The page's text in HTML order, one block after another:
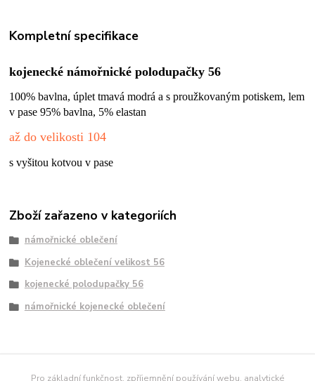
Kompletní specifikace
kojenecké námořnické polodupačky 56
100% bavlna, úplet tmavá modrá a s proužkovaným potiskem, lem
v pase 95% bavlna, 5% elastan
až do velikosti 104
s vyšitou kotvou v pase
Zboží zařazeno v kategoriích
námořnické oblečení
Kojenecké oblečení velikost 56
kojenecké polodupačky 56
námořnické kojenecké oblečení
námořnické tričko
Pro základní funkčnost, zpříjemnění používání webu, analytické